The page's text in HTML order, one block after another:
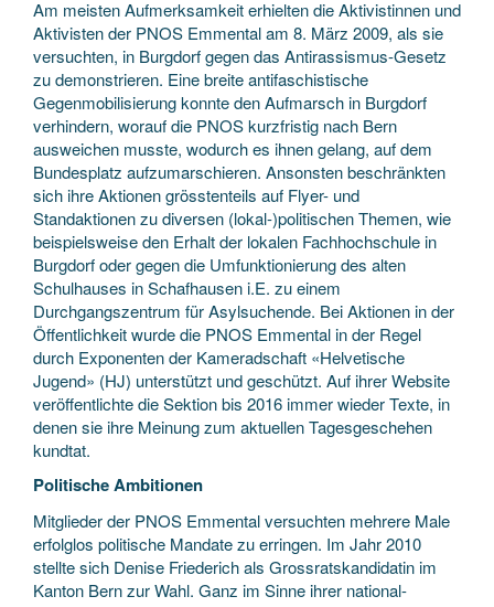
Am meisten Aufmerksamkeit erhielten die Aktivistinnen und
Aktivisten der PNOS Emmental am 8. März 2009, als sie
versuchten, in Burgdorf gegen das Antirassismus-Gesetz
zu demonstrieren. Eine breite antifaschistische
Gegenmobilisierung konnte den Aufmarsch in Burgdorf
verhindern, worauf die PNOS kurzfristig nach Bern
ausweichen musste, wodurch es ihnen gelang, auf dem
Bundesplatz aufzumarschieren. Ansonsten beschränkten
sich ihre Aktionen grösstenteils auf Flyer- und
Standaktionen zu diversen (lokal-)politischen Themen, wie
beispielsweise den Erhalt der lokalen Fachhochschule in
Burgdorf oder gegen die Umfunktionierung des alten
Schulhauses in Schafhausen i.E. zu einem
Durchgangszentrum für Asylsuchende. Bei Aktionen in der
Öffentlichkeit wurde die PNOS Emmental in der Regel
durch Exponenten der Kameradschaft «Helvetische
Jugend» (HJ) unterstützt und geschützt. Auf ihrer Website
veröffentlichte die Sektion bis 2016 immer wieder Texte, in
denen sie ihre Meinung zum aktuellen Tagesgeschehen
kundtat.
Politische Ambitionen
Mitglieder der PNOS Emmental versuchten mehrere Male
erfolglos politische Mandate zu erringen. Im Jahr 2010
stellte sich Denise Friederich als Grossratskandidatin im
Kanton Bern zur Wahl. Ganz im Sinne ihrer national-